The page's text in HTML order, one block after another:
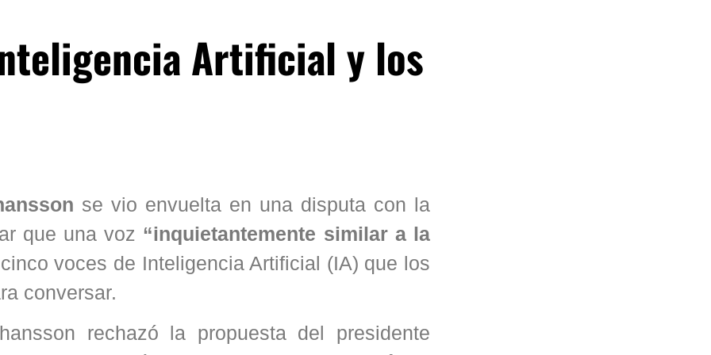
Artificial y los
se vio envuelta en una disputa con la
que una voz “inquietantemente similar a la
voces de Inteligencia Artificial (IA) que los
conversar.
rechazó la propuesta del presidente